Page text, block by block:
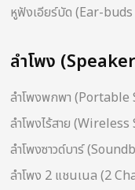
หูฟังเอียร์บัด (Ear-
ลำโพง
ลำโพงพกพา (Portable
ลำโพงไร้สาย
ลำโพงซาวด์บาร์
ลำโพง 2 แชนเนล (2